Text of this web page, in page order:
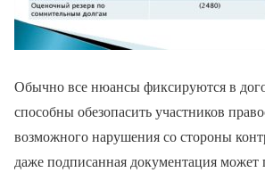
Обычно все нюансы фиксируются в
способны обезопасить участников
возможного нарушения со стороны
даже подписанная документация может